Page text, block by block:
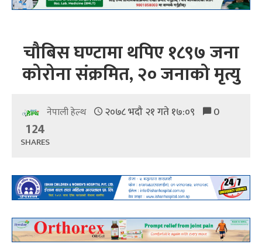
चौबिस घण्टामा थपिए १८९७ जना
कोरोना संक्रमित, २० जनाको मृत्यु
नेपाली हेल्थ २०७८ भदौ २१ गते १७:०९ 0
124
SHARES